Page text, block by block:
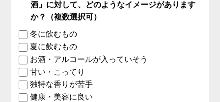
酒」に対して、どのようなイメージがあります
か？（複数選択可）
冬に飲むもの
夏に飲むもの
お酒・アルコールが入っていそう
甘い・こってり
独特な香りが苦手
健康・美容に良い